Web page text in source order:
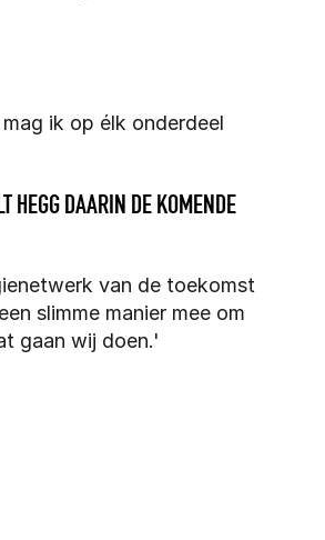
ik op élk onderdeel
HEGG DAARIN DE KOMENDE
van de toekomst
slimme manier mee om
gaan wij doen.'